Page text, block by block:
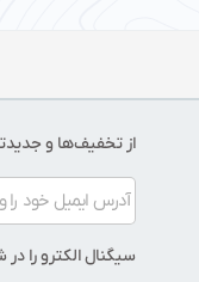
از تخفیف‌ها و
سیگنال الکترو را